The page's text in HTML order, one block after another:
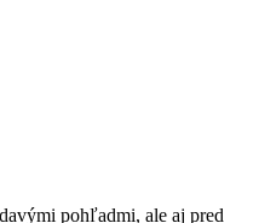
pohľadmi, ale aj pred